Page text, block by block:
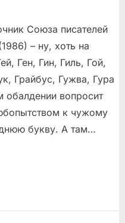
Союза писателей
– ну, хоть на
Ген, Гин, Гиль, Гой,
Грайбус, Гужва, Гура
обалдении вопросит
к чужому
букву. А там…